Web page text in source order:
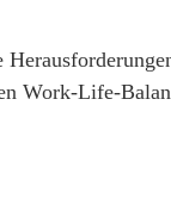
Work-Life-